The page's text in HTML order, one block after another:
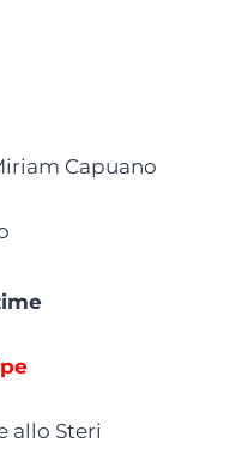
Capuano
allo Steri